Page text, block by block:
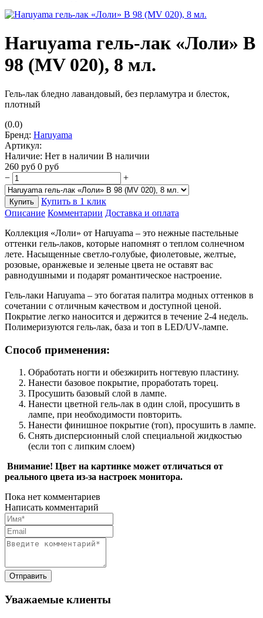
Haruyama гель-лак «Лоли» B
98 (MV 020), 8 мл.
Гель-лак бледно лавандовый, без перламутра и блесток,
плотный
(0.0)
Бренд: Haruyama
Артикул:
Наличие: Нет в наличии В наличии
260 руб 0 руб
−
+
Купить
Купить в 1 клик
Описание Комментарии Доставка и оплата
Коллекция «Лоли» от Haruyama – это нежные пастельные
оттенки гель-лаков, которые напомнят о теплом солнечном
лете. Насыщенные светло-голубые, фиолетовые, желтые,
розовые, оранжевые и зеленые цвета не оставят вас
равнодушными и подарят романтическое настроение.
Гель-лаки Haruyama – это богатая палитра модных оттенков в
сочетании с отличным качеством и доступной ценой.
Покрытие легко наносится и держится в течение 2-4 недель.
Полимеризуются гель-лак, база и топ в LED/UV-лампе.
Способ применения:
Обработать ногти и обезжирить ногтевую пластину.
Нанести базовое покрытие, проработать торец.
Просушить базовый слой в лампе.
Нанести цветной гель-лак в один слой, просушить в
лампе, при необходимости повторить.
Нанести финишное покрытие (топ), просушить в лампе.
Снять дисперсионный слой специальной жидкостью
(если топ с липким слоем)
Внимание! Цвет на картинке может отличаться от
реального цвета из-за настроек монитора.
Пока нет комментариев
Написать комментарий
Уважаемые клиенты